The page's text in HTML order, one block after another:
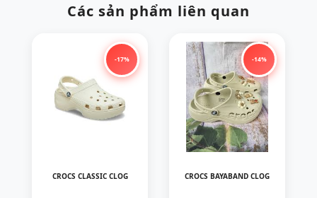
Các sản phẩm liên quan
-17%
CROCS CLASSIC CLOG
-14%
CROCS BAYABAND CLOG